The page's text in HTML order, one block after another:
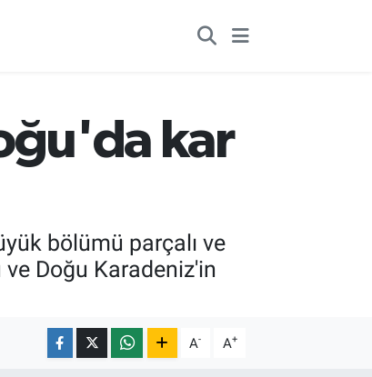
kar
bölümü parçalı ve
Doğu Karadeniz'in
A- A+